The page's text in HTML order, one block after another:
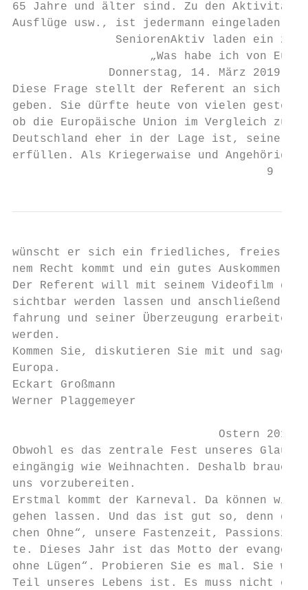
65 Jahre und älter sind. Zu den
Ausflüge usw., ist jedermann eingeladen.
SeniorenAktiv laden ein zum
„Was habe ich von
Donnerstag, 14. März 2019,
Diese Frage stellt der Referent an sich
geben. Sie dürfte heute von vielen
ob die Europäische Union im Vergleich zu
Deutschland eher in der Lage ist, seine
erfüllen. Als Kriegerwaise und Angehöriger
                                     9
wünscht er sich ein friedliches, freies
nem Recht kommt und ein gutes Auskommen
Der Referent will mit seinem Videofilm die
sichtbar werden lassen und anschließend
fahrung und seiner Überzeugung
werden.
Kommen Sie, diskutieren Sie mit und sagen
Europa.
Eckart Großmann
Werner Plaggemeyer
                              Ostern 2019
Obwohl es das zentrale Fest unseres
eingängig wie Weihnachten. Deshalb
uns vorzubereiten.
Erstmal kommt der Karneval. Da können
gehen lassen. Und das ist gut so, denn dann
chen Ohne“, unsere Fastenzeit,
te. Dieses Jahr ist das Motto der
ohne Lügen“. Probieren Sie es mal. Sie
Teil unseres Lebens ist. Es muss nicht